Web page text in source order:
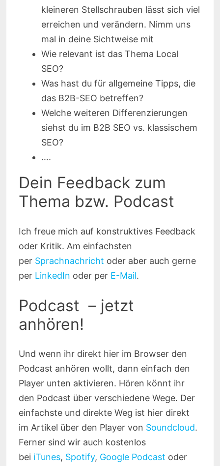
kleineren Stellschrauben lässt sich viel
erreichen und verändern. Nimm uns
mal in deine Sichtweise mit
Wie relevant ist das Thema Local
SEO?
Was hast du für allgemeine Tipps, die
das B2B-SEO betreffen?
Welche weiteren Differenzierungen
siehst du im B2B SEO vs. klassischem
SEO?
….
Dein Feedback zum
Thema bzw. Podcast
Ich freue mich auf konstruktives Feedback
oder Kritik. Am einfachsten
per Sprachnachricht oder aber auch gerne
per LinkedIn oder per E-Mail.
Podcast – jetzt
anhören!
Und wenn ihr direkt hier im Browser den
Podcast anhören wollt, dann einfach den
Player unten aktivieren. Hören könnt ihr
den Podcast über verschiedene Wege. Der
einfachste und direkte Weg ist hier direkt
im Artikel über den Player von Soundcloud.
Ferner sind wir auch kostenlos
bei iTunes, Spotify, Google Podcast oder